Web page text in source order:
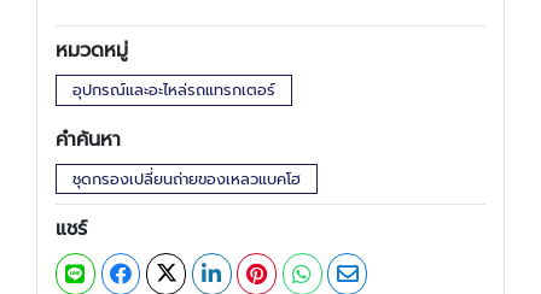
หมวดหมู่
อุปกรณ์และอะไหล่รถแทรกเตอร์
คำค้นหา
ชุดกรองเปลี่ยนถ่ายของเหลวแบคโฮ
แชร์